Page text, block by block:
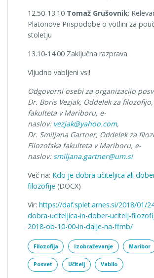
12.50-13.10 Tomaž Grušovnik:
Platonove Prispodobe o votlini za
stoletju
13.10-14.00 Zaključna razprava
Vljudno vabljeni vsi!
Odgovorni osebi za organizacijo
Dr. Boris Vezjak, Oddelek za
fakulteta v Mariboru, e-
naslov: vezjak@yahoo.com,
Dr. Smiljana Gartner, Oddelek za
Filozofska fakulteta v Mariboru, e-
naslov: smiljana.gartner@um.si
Več na: Kdo je dobra učiteljica ali
filozofije (DOCX)
Vir: https://daf.splet.arnes.si/2018/01/
dobra-uciteljica-in-dober-ucitelj-
2018-ob-10-00-in-dalje-na-ffmb/
Filozofija Izobraževanje Maribor
Posvet Učitelj Vabilo